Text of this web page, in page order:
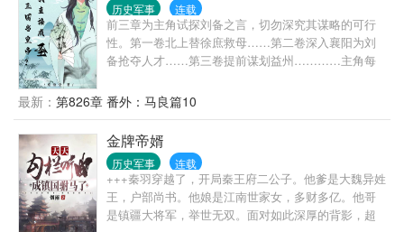
历史军事 连载
前三章为主角试探刘备之言，切勿深究其谋略的可行
性。第一卷北上替徐庶救母……第二卷深入襄阳为刘
备抢夺人才……第三卷提前谋划益州…………主角每
葛亮的光辉时刻。除了历史原有的大事件之外，也会
通过日常展现各人物的性格特点：比如宽仁爱士的大
宝备；蜀汉团宠的小飞飞；偶像包袱十足的关二爷；
沉迷工作，酷爱发明的“月亮”组合……至于主角，则是
七分勇，三分谋，还多出一分调皮捣蛋……最后，请
勿以正史或者演义先入为主，作者写书之时，会尽量
参考史实，但许多演义深入人心的地方，也会直接套
用。（谢谢大家支持，觉得不错就给个好评吧！）
最新： 第826章 番外：马良篇10
金牌帝婿
历史军事 连载
+++秦羽穿越了，开局秦王府二公子。他爹是大魏异姓
王，户部尚书。他娘是江南世家女，多财多亿。他哥
是镇疆大将军，举世无双。面对如此深厚的背影，超